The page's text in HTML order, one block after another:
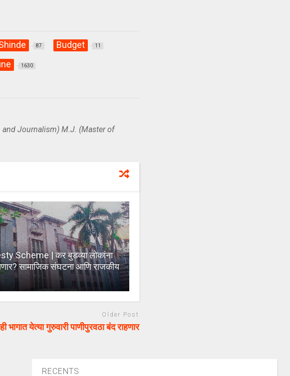
87 Budget 11
1630
and Journalism) M.J. (Master of
Scheme | कर बुडव्या लोकांना
सामाजिक संघटना आणि राजकीय
Older Post
येत्या गुरुवारी पाणीपुरवठा बंद राहणार
RECENTS